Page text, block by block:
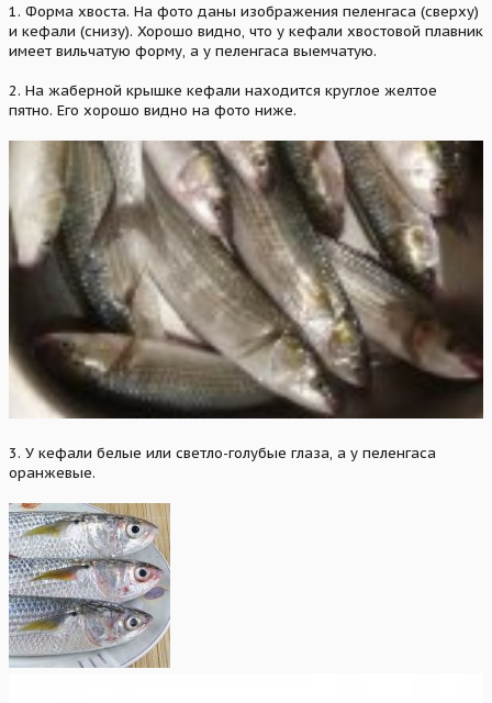
1. Форма хвоста. На фото даны изображения пеленгаса (сверху)
и кефали (снизу). Хорошо видно, что у кефали хвостовой плавник
имеет вильчатую форму, а у пеленгаса выемчатую.
2. На жаберной крышке кефали находится круглое желтое
пятно. Его хорошо видно на фото ниже.
3. У кефали белые или светло-голубые глаза, а у пеленгаса
оранжевые.